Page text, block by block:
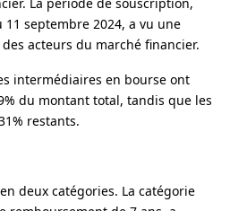
septembre 2024, a vu une
acteurs du marché financier.
intermédiaires en bourse ont
du montant total, tandis que les
restants.
deux catégories. La catégorie